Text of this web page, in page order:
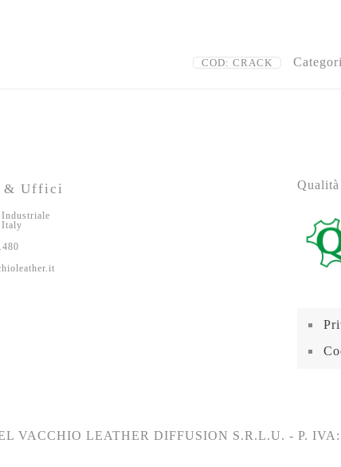
COD: CRACK
& Uffici
Italy
VACCHIO LEATHER DIFFUSION S.R.L.U. - P. IVA: